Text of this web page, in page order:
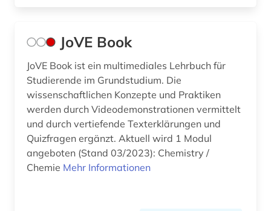
JoVE Book
JoVE Book ist ein multimediales Lehrbuch für
Studierende im Grundstudium. Die
wissenschaftlichen Konzepte und Praktiken
werden durch Videodemonstrationen vermittelt
und durch vertiefende Texterklärungen und
Quizfragen ergänzt. Aktuell wird 1 Modul
angeboten (Stand 03/2023): Chemistry /
Chemie Mehr Informationen